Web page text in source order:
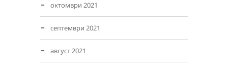
октомври 2021
септември 2021
август 2021